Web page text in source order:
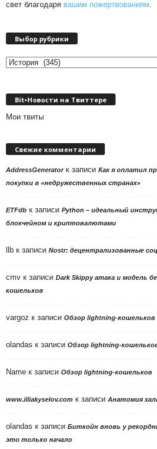
свет благодаря вашим пожертвованиям
Выбор рубрики
Выбор
Bit•Новости на Твиттере
Мои твиты
Свежие комментарии
AddressGeneratorк записи Как я оплатил
покупки в «недружественных странах»
ETFdb к записи Python – идеальный
блокчейном и криптовалютами
llb к записи Nostr: децентрализованные
cmv к записи Dark Skippy атака и модель
кошельков
vargoz к записи Обзор lightning-кошельков
olandas к записи Обзор lightning-
Name к записи Обзор lightning-кошельков
www.illiakyselov.com к записи Анатомия
olandas к записи Биткойн вновь у
это только начало